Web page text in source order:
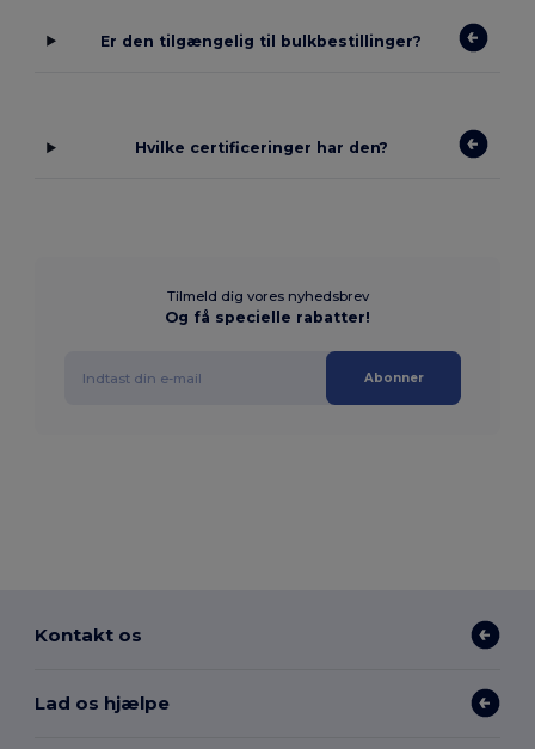
Er den tilgængelig til bulkbestillinger?
Hvilke certificeringer har den?
Tilmeld dig vores nyhedsbrev
Og få specielle rabatter!
Abonner
Kontakt os
Lad os hjælpe